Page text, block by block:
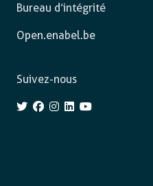
Bureau d’intégrité
Open.enabel.be
Suivez-nous